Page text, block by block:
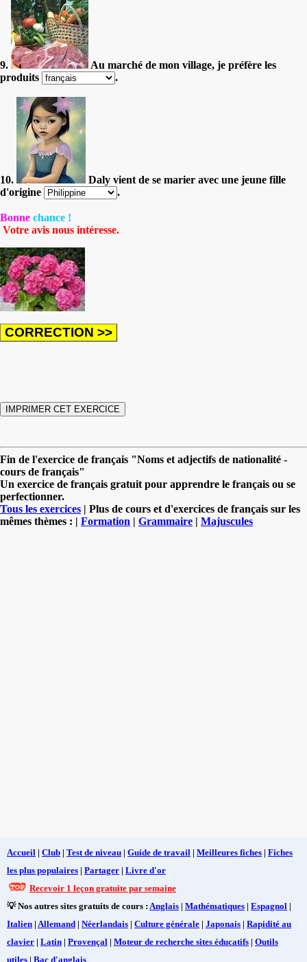
9.
Au marché de mon village, je préfère les
produits
.
10.
Daly vient de se marier avec une jeune fille
d'origine
.
Bonne chance !
Votre avis nous intéresse.
Fin de l'exercice de français "Noms et adjectifs de nationalité -
cours de français"
Un exercice de français gratuit pour apprendre le français ou se
perfectionner.
Tous les exercices | Plus de cours et d'exercices de français sur les
mêmes thèmes : | Formation | Grammaire | Majuscules
Accueil | Club | Test de niveau | Guide de travail | Meilleures fiches | Fiches
les plus populaires | Partager | Livre d'or
Recevoir 1 leçon gratuite par semaine
💡 Nos autres sites gratuits de cours : Anglais | Mathématiques | Espagnol |
Italien | Allemand | Néerlandais | Culture générale | Japonais | Rapidité au
clavier | Latin | Provençal | Moteur de recherche sites éducatifs | Outils
utiles | Bac d'anglais